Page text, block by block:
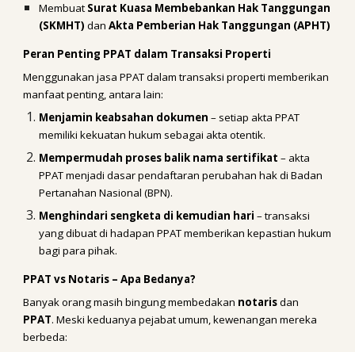
Membuat Surat Kuasa Membebankan Hak Tanggungan
(SKMHT) danAkta Pemberian Hak Tanggungan (APHT)
Peran Penting PPAT dalam Transaksi Properti
Menggunakan jasa PPAT dalam transaksi properti memberikan
manfaat penting, antara lain:
Menjamin keabsahan dokumen – setiap akta PPAT
memiliki kekuatan hukum sebagai akta otentik.
Mempermudah proses balik nama sertifikat – akta
PPAT menjadi dasar pendaftaran perubahan hak di Badan
Pertanahan Nasional (BPN).
Menghindari sengketa di kemudian hari – transaksi
yang dibuat di hadapan PPAT memberikan kepastian hukum
bagi para pihak.
PPAT vs Notaris – Apa Bedanya?
Banyak orang masih bingung membedakan notarisdan
PPAT. Meski keduanya pejabat umum, kewenangan mereka
berbeda: